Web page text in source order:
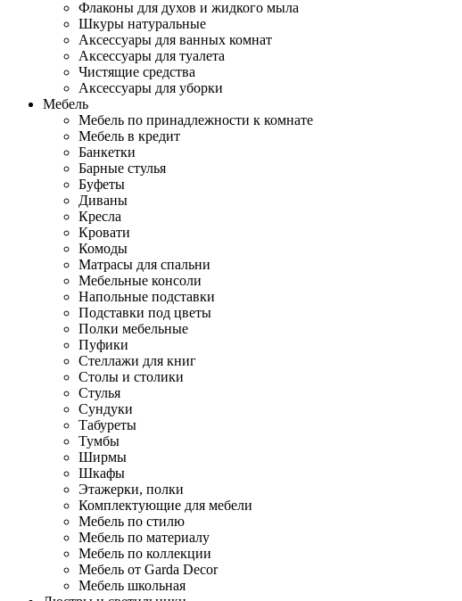
Флаконы для духов и жидкого мыла
Шкуры натуральные
Аксессуары для ванных комнат
Аксессуары для туалета
Чистящие средства
Аксессуары для уборки
Мебель
Мебель по принадлежности к комнате
Мебель в кредит
Банкетки
Барные стулья
Буфеты
Диваны
Кресла
Кровати
Комоды
Матрасы для спальни
Мебельные консоли
Напольные подставки
Подставки под цветы
Полки мебельные
Пуфики
Стеллажи для книг
Столы и столики
Стулья
Сундуки
Табуреты
Тумбы
Ширмы
Шкафы
Этажерки, полки
Комплектующие для мебели
Мебель по стилю
Мебель по материалу
Мебель по коллекции
Мебель от Garda Decor
Мебель школьная